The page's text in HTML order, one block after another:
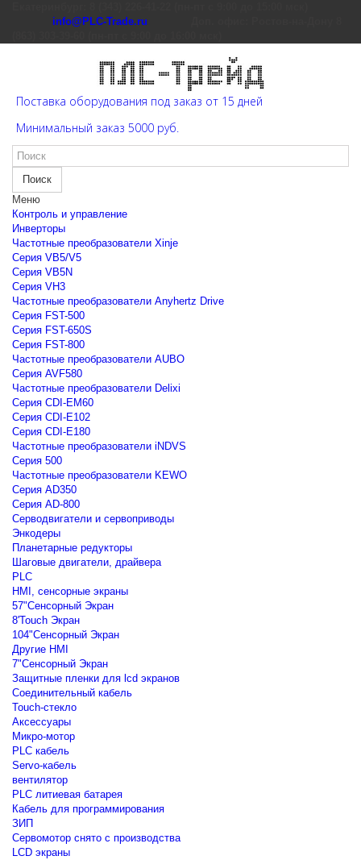
info@PLC-Trade.ru
Поставка оборудования под заказ от 15 дней
Минимальный заказ 5000 руб.
Поиск
Меню
Контроль и управление
Инверторы
Частотные преобразователи Xinje
Cерия VB5/V5
Cерия VB5N
Cерия VH3
Частотные преобразователи Anyhertz Drive
Серия FST-500
Серия FST-650S
Серия FST-800
Частотные преобразователи AUBO
Серия AVF580
Частотные преобразователи Delixi
Серия CDI-EM60
Серия CDI-E102
Серия CDI-E180
Частотные преобразователи iNDVS
Серия 500
Частотные преобразователи KEWO
Серия AD350
Серия AD-800
Серводвигатели и сервоприводы
Энкодеры
Планетарные редукторы
Шаговые двигатели, драйвера
PLC
HMI, сенсорные экраны
57"Сенсорный Экран
8'Touch Экран
104"Сенсорный Экран
Другие HMI
7"Сенсорный Экран
Защитные пленки для lcd экранов
Соединительный кабель
Touch-стекло
Аксессуары
Микро-мотор
PLC кабель
Servo-кабель
вентилятор
PLC литиевая батарея
Кабель для программирования
ЗИП
Сервомотор снято с производства
LCD экраны